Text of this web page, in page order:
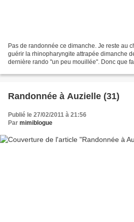
Pas de randonnée ce dimanche. Je reste au
guérir la rhinopharyngite attrapée dimanche
dernière rando "un peu mouillée". Donc que
Randonnée à Auzielle (31)
Publié le 27/02/2011 à 21:56
Par mimiblogue